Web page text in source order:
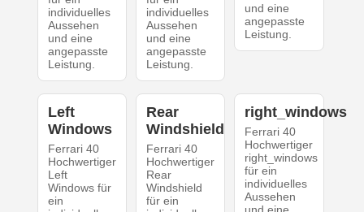
individuelles
Aussehen
und eine
angepasste
Leistung.
individuelles
Aussehen
und eine
angepasste
Leistung.
und eine
angepasste
Leistung.
Left
Windows
Ferrari 40
Hochwertiger
Left
Windows für
ein
Rear
Windshield
Ferrari 40
Hochwertiger
Rear
Windshield
für ein
right_windows
Ferrari 40
Hochwertiger
right_windows
für ein
individuelles
Aussehen